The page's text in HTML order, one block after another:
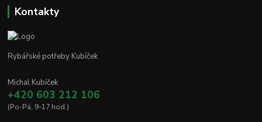
Kontakty
Rybářské potřeby Kubíček
Michal Kubíček
+420 603 212 106
(Po-Pá, 9-17 hod.)